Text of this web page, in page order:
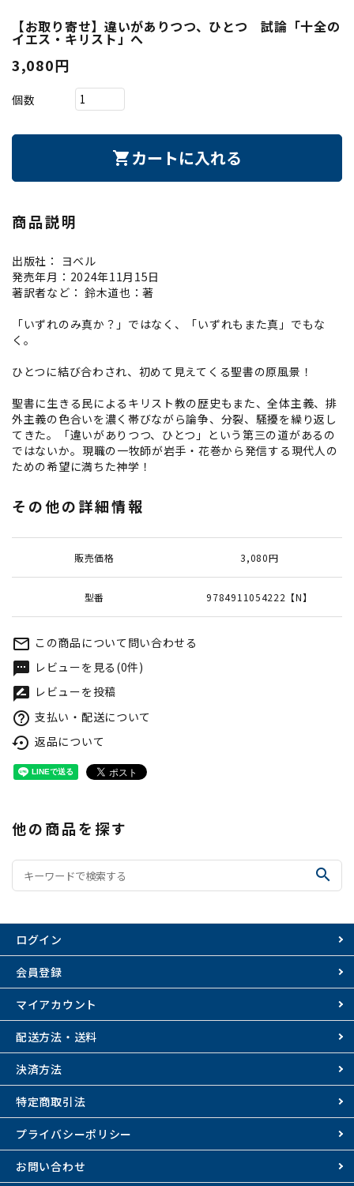
【お取り寄せ】違いがありつつ、ひとつ 試論「十全の
イエス・キリスト」へ
3,080円
個数
shopping_cart カートに入れる
商品説明
出版社： ヨベル
発売年月：2024年11月15日
著訳者など： 鈴木道也：著
「いずれのみ真か？」ではなく、「いずれもまた真」でもな
く。
ひとつに結び合わされ、初めて見えてくる聖書の原風景！
聖書に生きる民によるキリスト教の歴史もまた、全体主義、排
外主義の色合いを濃く帯びながら論争、分裂、騒擾を繰り返し
てきた。「違いがありつつ、ひとつ」という第三の道があるの
ではないか――。現職の一牧師が岩手・花巻から発信する現代人の
ための希望に満ちた神学！
その他の詳細情報
販売価格 3,080円
型番 9784911054222【N】
mail_outline この商品について問い合わせる
textsms レビューを見る(0件)
rate_review レビューを投稿
help_outline 支払い・配送について
settings_backup_restore 返品について
他の商品を探す
search
ログイン
会員登録
マイアカウント
配送方法・送料
決済方法
特定商取引法
プライバシーポリシー
お問い合わせ